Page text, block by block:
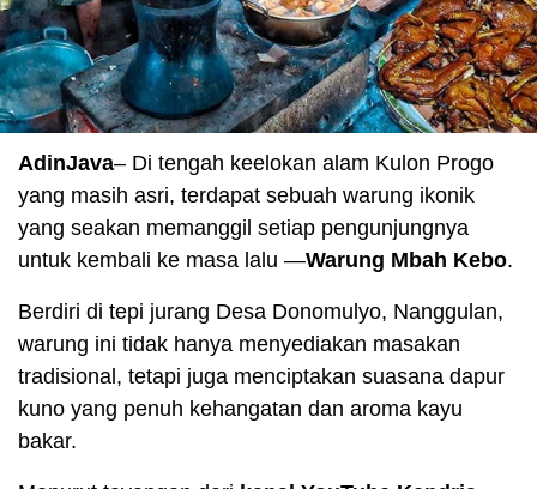
AdinJava– Di tengah keelokan alam Kulon Progo
yang masih asri, terdapat sebuah warung ikonik
yang seakan memanggil setiap pengunjungnya
untuk kembali ke masa lalu —Warung Mbah Kebo.
Berdiri di tepi jurang Desa Donomulyo, Nanggulan,
warung ini tidak hanya menyediakan masakan
tradisional, tetapi juga menciptakan suasana dapur
kuno yang penuh kehangatan dan aroma kayu
bakar.